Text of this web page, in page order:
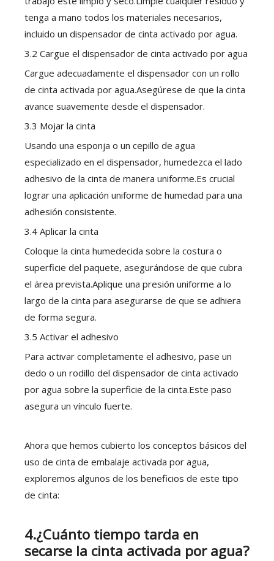
tenga a mano todos los materiales necesarios,
incluido un dispensador de cinta activado por agua.
3.2 Cargue el dispensador de cinta activado por agua
Cargue adecuadamente el dispensador con un rollo
de cinta activada por agua.Asegúrese de que la cinta
avance suavemente desde el dispensador.
3.3 Mojar la cinta
Usando una esponja o un cepillo de agua
especializado en el dispensador, humedezca el lado
adhesivo de la cinta de manera uniforme.Es crucial
lograr una aplicación uniforme de humedad para una
adhesión consistente.
3.4 Aplicar la cinta
Coloque la cinta humedecida sobre la costura o
superficie del paquete, asegurándose de que cubra
el área prevista.Aplique una presión uniforme a lo
largo de la cinta para asegurarse de que se adhiera
de forma segura.
3.5 Activar el adhesivo
Para activar completamente el adhesivo, pase un
dedo o un rodillo del dispensador de cinta activado
por agua sobre la superficie de la cinta.Este paso
asegura un vínculo fuerte.
Ahora que hemos cubierto los conceptos básicos del
uso de cinta de embalaje activada por agua,
exploremos algunos de los beneficios de este tipo
de cinta:
4.¿Cuánto tiempo tarda en
secarse la cinta activada por agua?